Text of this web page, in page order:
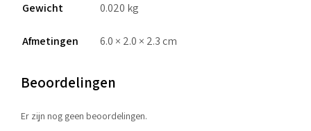
Gewicht 0.020 kg
Afmetingen 6.0 × 2.0 × 2.3 cm
Beoordelingen
Er zijn nog geen beoordelingen.